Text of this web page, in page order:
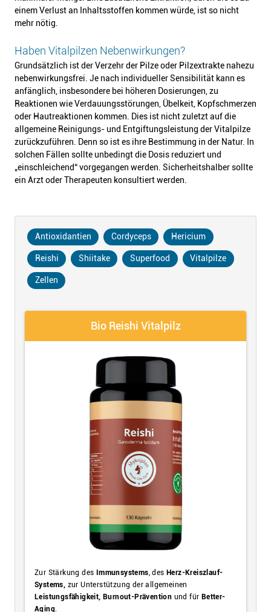
einem Verlust an Inhaltsstoffen kommen würde, ist so nicht
mehr nötig.
Haben Vitalpilzen Nebenwirkungen?
Grundsätzlich ist der Verzehr der Pilze oder Pilzextrakte nahezu
nebenwirkungsfrei. Je nach individueller Sensibilität kann es
anfänglich, insbesondere bei höheren Dosierungen, zu
Reaktionen wie Verdauungsstörungen, Übelkeit, Kopfschmerzen
oder Hautreaktionen kommen. Dies ist nicht zuletzt auf die
allgemeine Reinigungs- und Entgiftungsleistung der Vitalpilze
zurückzuführen. Denn so ist es ihre Bestimmung in der Natur. In
solchen Fällen sollte unbedingt die Dosis reduziert und
„einschleichend“ vorgegangen werden. Sicherheitshalber sollte
ein Arzt oder Therapeuten konsultiert werden.
Antioxidantien Cordyceps Hericium
Reishi Shiitake Superfood Vitalpilze
Zellen
Bio Reishi Vitalpilz
Zur Stärkung des Immunsystems , desHerz-Kreiszlauf-
Systems, zur Unterstützung der allgemeinen
Leistungsfähigkeit, Burnout-Prävention und für Better-
Aging